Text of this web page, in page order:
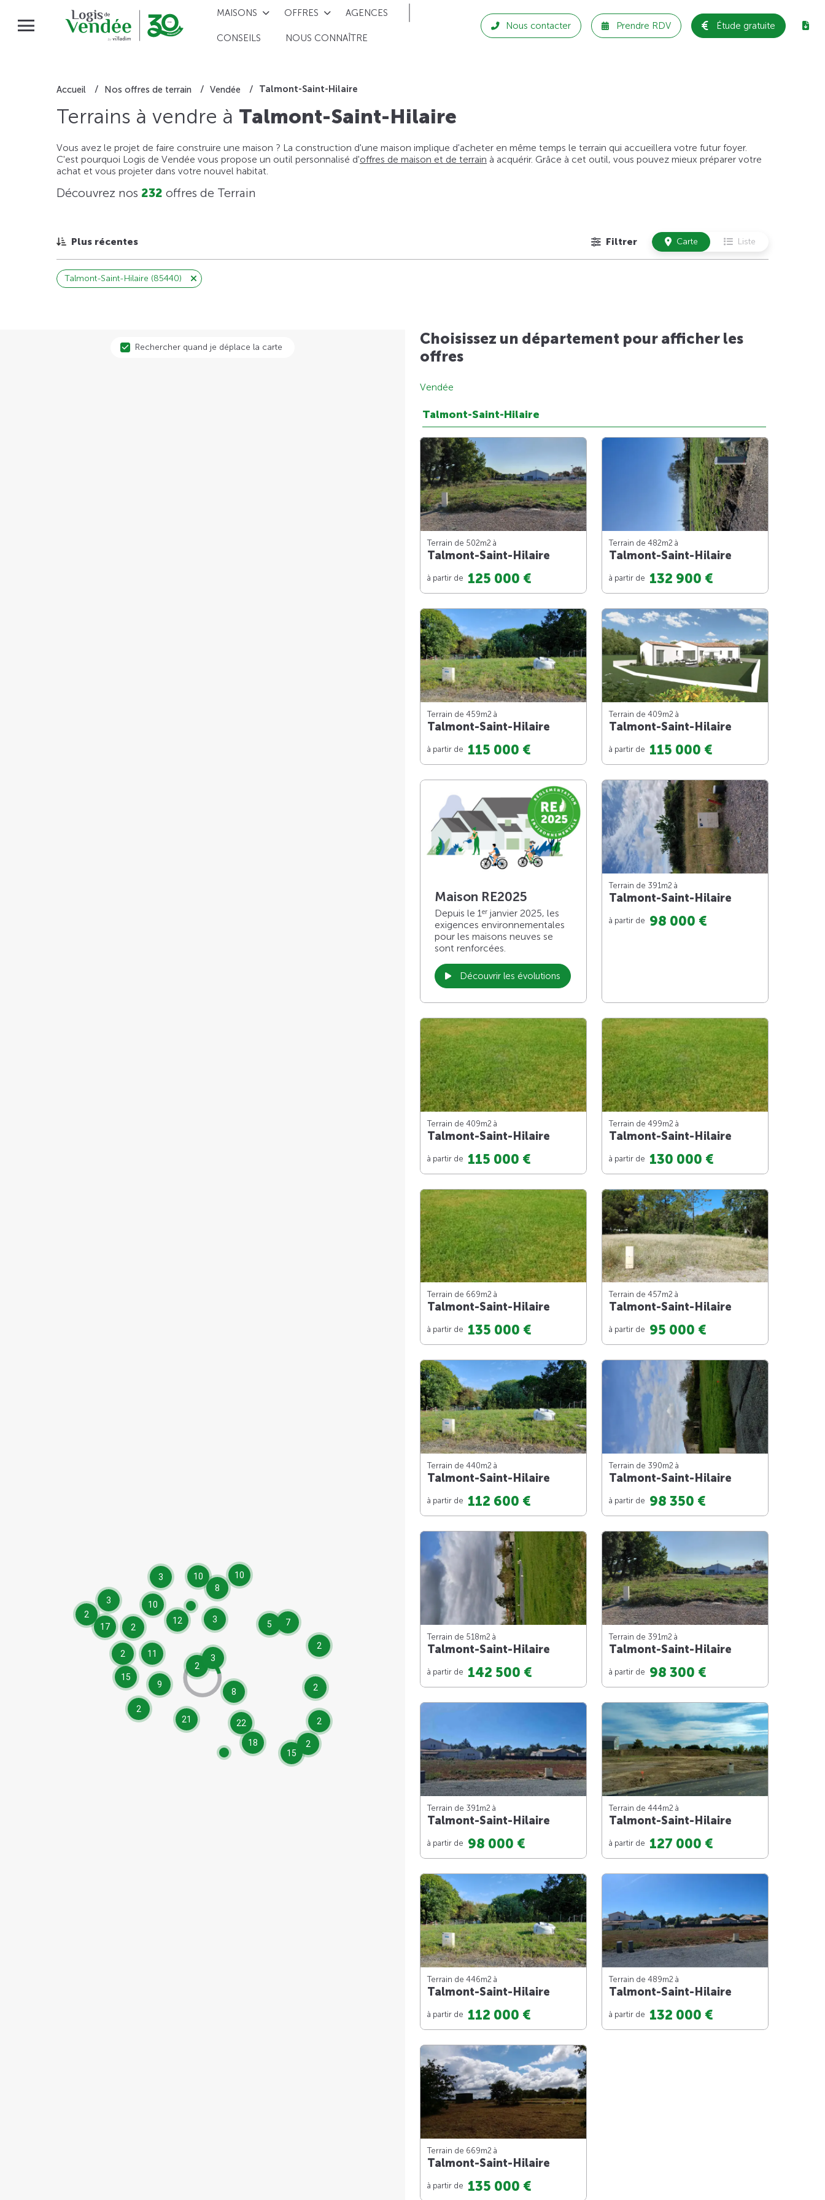
MAISONS OFFRES AGENCES
CONSEILS NOUS CONNAÎTRE
Nous contacter Prendre RDV Étude gratuite
Accueil Nos offres de terrain Vendée Talmont-Saint-Hilaire
Terrains à vendre à Talmont-Saint-Hilaire
Vous avez le projet de faire construire une maison ? La construction d'une maison implique d'acheter en même temps le terrain qui accueillera votre futur foyer.
C'est pourquoi Logis de Vendée vous propose un outil personnalisé d'offres de maison et de terrain à acquérir. Grâce à cet outil, vous pouvez mieux préparer votre
achat et vous projeter dans votre nouvel habitat.
Découvrez nos 232 offres de Terrain
Plus récentes Filtrer Carte Liste
Talmont-Saint-Hilaire (85440)
8
12
3
15
17
10
10
10
5
9
11
15
2
22
21
18
8
7
2
2
2
2
3
2
2
3
2
2
3
Rechercher quand je déplace la carte
Choisissez un département pour afficher les
offres
Vendée
Talmont-Saint-Hilaire
Terrain de 502m2 à
Talmont-Saint-Hilaire
à partir de 125 000 €
Terrain de 482m2 à
Talmont-Saint-Hilaire
à partir de 132 900 €
Terrain de 459m2 à
Talmont-Saint-Hilaire
à partir de 115 000 €
Terrain de 409m2 à
Talmont-Saint-Hilaire
à partir de 115 000 €
Maison RE2025
Depuis le 1 er janvier 2025, les
exigences environnementales
pour les maisons neuves se
sont renforcées.
Découvrir les évolutions
Terrain de 391m2 à
Talmont-Saint-Hilaire
à partir de 98 000 €
Terrain de 409m2 à
Talmont-Saint-Hilaire
à partir de 115 000 €
Terrain de 499m2 à
Talmont-Saint-Hilaire
à partir de 130 000 €
Terrain de 669m2 à
Talmont-Saint-Hilaire
à partir de 135 000 €
Terrain de 457m2 à
Talmont-Saint-Hilaire
à partir de 95 000 €
Terrain de 440m2 à
Talmont-Saint-Hilaire
à partir de 112 600 €
Terrain de 390m2 à
Talmont-Saint-Hilaire
à partir de 98 350 €
Terrain de 518m2 à
Talmont-Saint-Hilaire
à partir de 142 500 €
Terrain de 391m2 à
Talmont-Saint-Hilaire
à partir de 98 300 €
Terrain de 391m2 à
Talmont-Saint-Hilaire
à partir de 98 000 €
Terrain de 444m2 à
Talmont-Saint-Hilaire
à partir de 127 000 €
Terrain de 446m2 à
Talmont-Saint-Hilaire
à partir de 112 000 €
Terrain de 489m2 à
Talmont-Saint-Hilaire
à partir de 132 000 €
Terrain de 669m2 à
Talmont-Saint-Hilaire
à partir de 135 000 €